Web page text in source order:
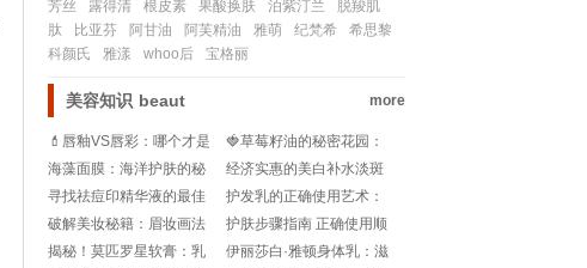
芳丝
露得清 根皮素 果酸换肤 泊紫汀兰
脱羧肌
肽
比亚芬 阿甘油 阿芙精油 雅萌 纪梵希
希思黎
科颜氏
雅漾 whoo后 宝格丽
美容知识 beaut more
💄唇釉VS唇彩：哪个才是
你妆容的秘密武器？💄
🍓草莓籽油的秘密花园：
颜色选择的艺术与功效图
解💖
海藻面膜：海洋护肤的秘
密瑰宝
经济实惠的美白补水淡斑
面膜：性价比之选
寻找祛痘印精华液的最佳
选择：品牌推荐与功效解
析
护发乳的正确使用艺术：
视频教程指南
破解美妆秘籍：眉妆画法
的理论与实战解析!
护肤步骤指南 正确使用顺
序与产品推荐
揭秘！莫匹罗星软膏：乳
伊丽莎白·雅顿身体乳：滋